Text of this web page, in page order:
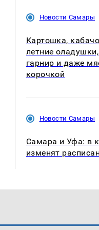
Новости Самары
Картошка,
летние
гарнир и даже
корочкой
Новости Самары
Самара и Уфа: в
изменят